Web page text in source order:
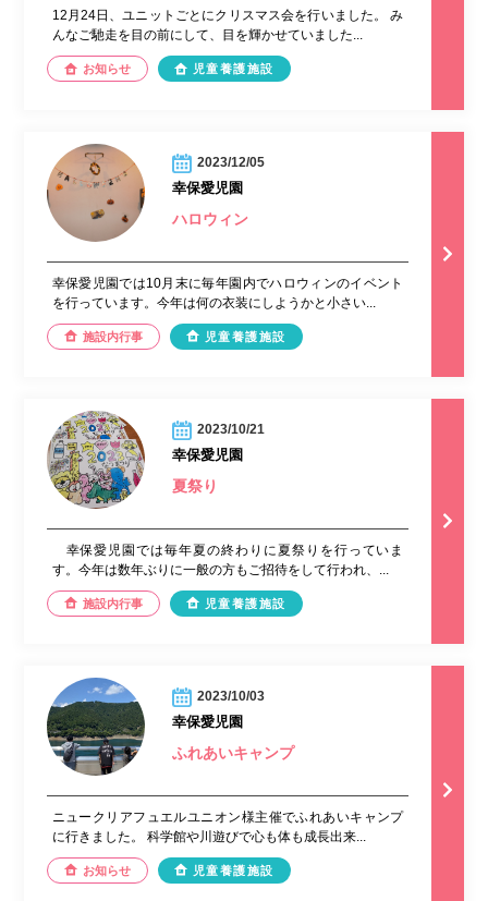
12月24日、ユニットごとにクリスマス会を行いました。 み
んなご馳走を目の前にして、目を輝かせていました...
お知らせ 児童養護施設
2023/12/05
幸保愛児園
ハロウィン
幸保愛児園では10月末に毎年園内でハロウィンのイベント
を行っています。今年は何の衣装にしようかと小さい...
施設内行事 児童養護施設
2023/10/21
幸保愛児園
夏祭り
幸保愛児園では毎年夏の終わりに夏祭りを行っていま
す。今年は数年ぶりに一般の方もご招待をして行われ、...
施設内行事 児童養護施設
2023/10/03
幸保愛児園
ふれあいキャンプ
ニュークリアフュエルユニオン様主催でふれあいキャンプ
に行きました。 科学館や川遊びで心も体も成長出来...
お知らせ 児童養護施設